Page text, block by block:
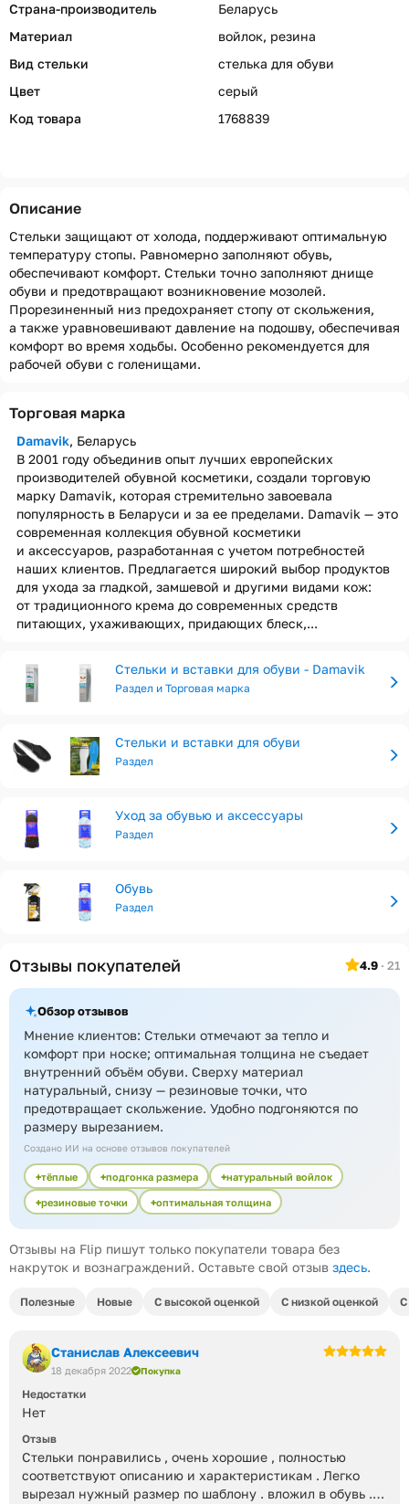
Страна-производитель
Беларусь
Материал
войлок, резина
Вид стельки
стелька для обуви
Цвет
серый
Код товара
1768839
Описание
Стельки защищают от холода, поддерживают оптимальную
температуру стопы. Равномерно заполняют обувь,
обеспечивают комфорт. Стельки точно заполняют днище
обуви и предотвращают возникновение мозолей.
Прорезиненный низ предохраняет стопу от скольжения,
а также уравновешивают давление на подошву, обеспечивая
комфорт во время ходьбы. Особенно рекомендуется для
рабочей обуви с голенищами.
Торговая марка
Damavik, Беларусь
В 2001 году объединив опыт лучших европейских
производителей обувной косметики, создали торговую
марку Damavik, которая стремительно завоевала
популярность в Беларуси и за ее пределами. Damavik — это
современная коллекция обувной косметики
и аксессуаров, разработанная с учетом потребностей
наших клиентов. Предлагается широкий выбор продуктов
для ухода за гладкой, замшевой и другими видами кож:
от традиционного крема до современных средств
питающих, ухаживающих, придающих блеск,...
Стельки и вставки для обуви - Damavik
Раздел и Торговая марка
Стельки и вставки для обуви
Раздел
Уход за обувью и аксессуары
Раздел
Обувь
Раздел
Отзывы покупателей 4.9 · 21
Обзор отзывов
Мнение клиентов: Стельки отмечают за тепло и
комфорт при носке; оптимальная толщина не съедает
внутренний объём обуви. Сверху материал
натуральный, снизу — резиновые точки, что
предотвращает скольжение. Удобно подгоняются по
размеру вырезанием.
Создано ИИ на основе отзывов покупателей
тёплые подгонка размера натуральный войлок
резиновые точки оптимальная толщина
Отзывы на Flip пишут только покупатели товара без
накруток и вознаграждений. Оставьте свой отзыв здесь.
Полезные Новые С высокой оценкой С низкой оценкой С
Станислав Алексеевич
18 декабря 2022 Покупка
Недостатки
Нет
Отзыв
Стельки понравились , очень хорошие , полностью
соответствуют описанию и характеристикам . Легко
вырезал нужный размер по шаблону . вложил в обувь .